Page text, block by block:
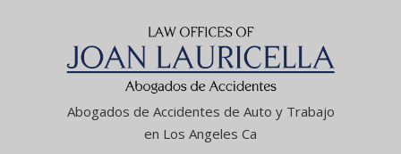
Abogados de Accidentes de Auto y Trabajo
en Los Angeles Ca